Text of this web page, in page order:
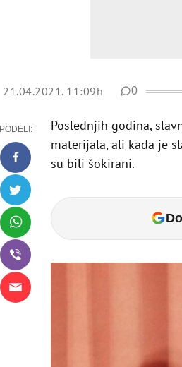
21.04.2021. 11:09h 0
PODELI:
Poslednjih godina,
materijala, ali kada je
su bili šokirani.